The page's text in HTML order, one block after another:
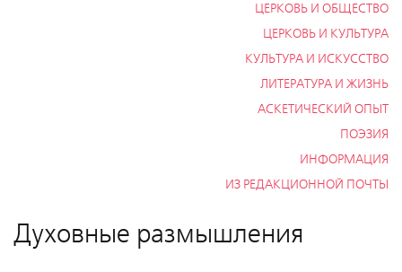
ЦЕРКОВЬ И ОБЩЕСТВО
ЦЕРКОВЬ И КУЛЬТУРА
КУЛЬТУРА И ИСКУССТВО
ЛИТЕРАТУРА И ЖИЗНЬ
АСКЕТИЧЕСКИЙ ОПЫТ
ПОЭЗИЯ
ИНФОРМАЦИЯ
ИЗ РЕДАКЦИОННОЙ ПОЧТЫ
Духовные размышления